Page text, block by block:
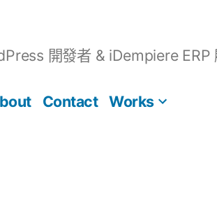
開發者 & iDempiere
Contact Works